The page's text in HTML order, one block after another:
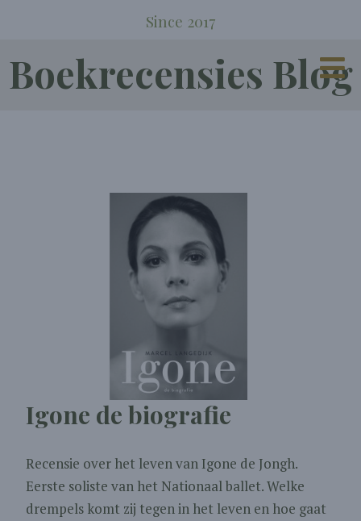
Since 2017
Boekrecensies Blog
Igone de biografie
Recensie over het leven van Igone de Jongh.
Eerste soliste van het Nationaal ballet. Welke
drempels komt zij tegen in het leven en hoe gaat